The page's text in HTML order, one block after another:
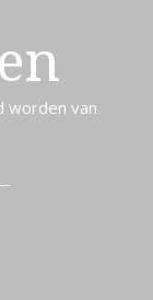
worden van